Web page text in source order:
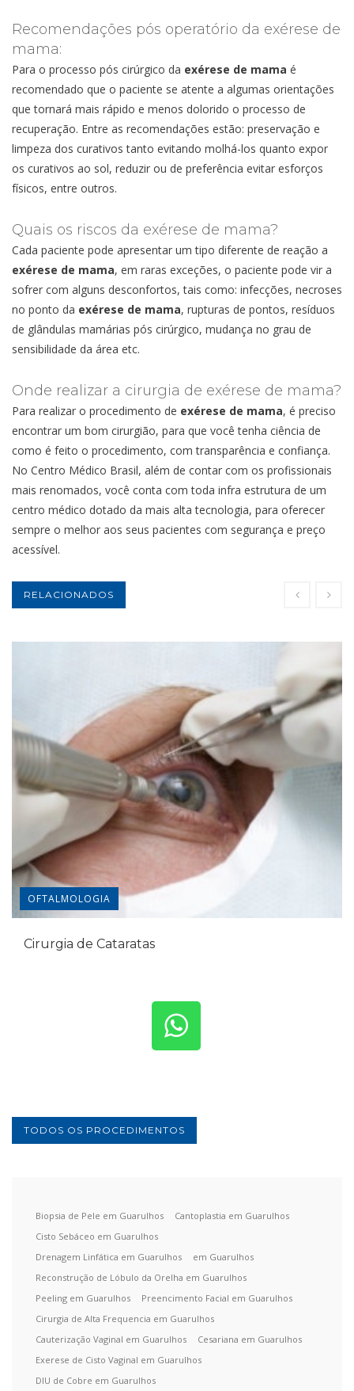
Recomendações pós operatório da exérese de
mama:
Para o processo pós cirúrgico da exérese de mama é
recomendado que o paciente se atente a algumas orientações
que tornará mais rápido e menos dolorido o processo de
recuperação. Entre as recomendações estão: preservação e
limpeza dos curativos tanto evitando molhá-los quanto expor
os curativos ao sol, reduzir ou de preferência evitar esforços
físicos, entre outros.
Quais os riscos da exérese de mama?
Cada paciente pode apresentar um tipo diferente de reação a
exérese de mama, em raras exceções, o paciente pode vir a
sofrer com alguns desconfortos, tais como: infecções, necroses
no ponto da exérese de mama, rupturas de pontos, resíduos
de glândulas mamárias pós cirúrgico, mudança no grau de
sensibilidade da área etc.
Onde realizar a cirurgia de exérese de mama?
Para realizar o procedimento de exérese de mama, é preciso
encontrar um bom cirurgião, para que você tenha ciência de
como é feito o procedimento, com transparência e confiança.
No Centro Médico Brasil, além de contar com os profissionais
mais renomados, você conta com toda infra estrutura de um
centro médico dotado da mais alta tecnologia, para oferecer
sempre o melhor aos seus pacientes com segurança e preço
acessível.
RELACIONADOS
OFTALMOLOGIA
Cirurgia de Cataratas
TODOS OS PROCEDIMENTOS
Biopsia de Pele em Guarulhos
Cantoplastia em Guarulhos
Cisto Sebáceo em Guarulhos
Drenagem Linfática em Guarulhos
em Guarulhos
Reconstrução de Lóbulo da Orelha em Guarulhos
Peeling em Guarulhos
Preencimento Facial em Guarulhos
Cirurgia de Alta Frequencia em Guarulhos
Cauterização Vaginal em Guarulhos
Cesariana em Guarulhos
Exerese de Cisto Vaginal em Guarulhos
DIU de Cobre em Guarulhos